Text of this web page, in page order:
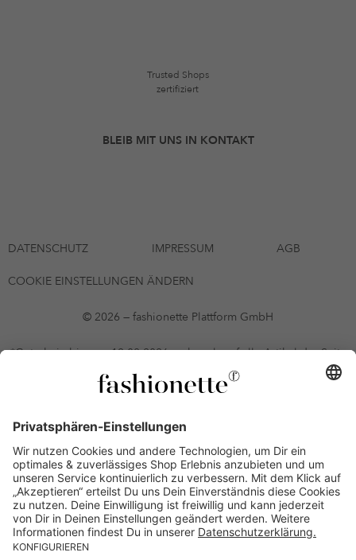
Trusted Shops
zertifiziert
BLEIB MIT UNS IN KONTAKT
DATENSCHUTZ IMPRESSUM AGB
COOKIE EINSTELLUNGEN ÄNDERN
© 2026 — fashionette Plattform GmbH
*Gutschein bis zum 12.08.2026 mehrmals auf alle Artikel der Seite
fashionette.at/selected-styles anwendbar. Es gelten die in den AGB
§9 festgelegten Bedingungen.
vorausgesetzt, alle Preise inkl. MwSt. und ohne Versandkosten. Bei
Ratenkäufen kann die letzte Rate geringfügig abweichen. Die
Anzahl der Raten und die jeweilige Verfügbarkeit von
Zahlungsmethoden kann variieren. Die Prominenten, die
namentlich genannt oder dargestellt werden, haben keine der auf
der Website angebotenen Artikel anerkannt, empfohlen oder
befürwortet. Lieferungen sind nur an Lieferadressen in Österreich